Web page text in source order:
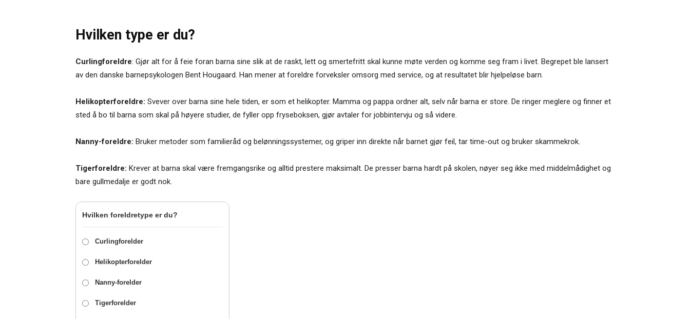
Hvilken type er du?
Curlingforeldre: Gjør alt for å feie foran barna sine slik at de raskt, lett og smertefritt skal kunne møte verden og komme seg fram i livet. Begrepet ble lansert
av den danske barnepsykologen Bent Hougaard. Han mener at foreldre forveksler omsorg med service, og at resultatet blir hjelpeløse barn.
Helikopterforeldre: Svever over barna sine hele tiden, er som et helikopter. Mamma og pappa ordner alt, selv når barna er store. De ringer meglere og finner et
sted å bo til barna som skal på høyere studier, de fyller opp fryseboksen, gjør avtaler for jobbintervju og så videre.
Nanny-foreldre: Bruker metoder som familieråd og belønningssystemer, og griper inn direkte når barnet gjør feil, tar time-out og bruker skammekrok.
Tigerforeldre: Krever at barna skal være fremgangsrike og alltid prestere maksimalt. De presser barna hardt på skolen, nøyer seg ikke med middelmådighet og
bare gullmedalje er godt nok.
Hvilken foreldretype er du?
Curlingforelder
Helikopterforelder
Nanny-forelder
Tigerforelder